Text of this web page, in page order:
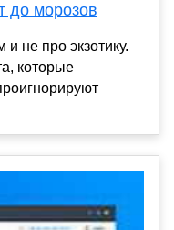
до морозов
и не про экзотику.
которые